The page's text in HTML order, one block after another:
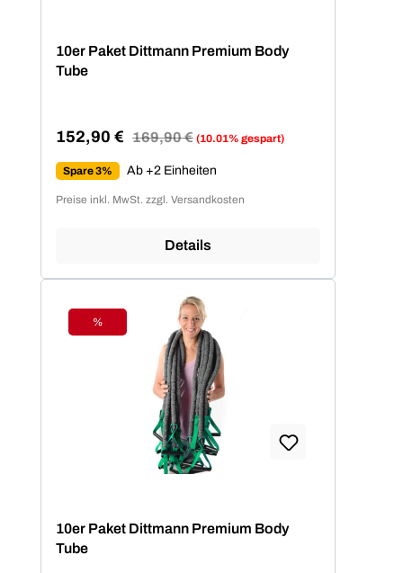
10er Paket Dittmann Premium Body
Tube
Verkaufspreis:
152,90 € Regulärer Preis:
169,90 € (10.01% gespart)
Spare 3% Ab +2 Einheiten
Preise inkl. MwSt. zzgl. Versandkosten
Details
Rabatt
%
10er Paket Dittmann Premium Body
Tube